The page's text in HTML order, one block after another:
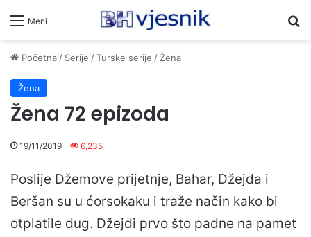
Meni
Početna/ Serije /Turske serije /Žena
Žena
Žena 72 epizoda
19/11/2019 6,235
Poslije Džemove prijetnje, Bahar, Džejda i
Beršan su u ćorsokaku i traže način kako bi
otplatile dug. Džejdi prvo što padne na pamet